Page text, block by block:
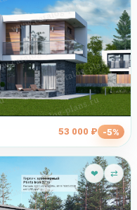
53 000 ₽ -5%
❤ ⇄